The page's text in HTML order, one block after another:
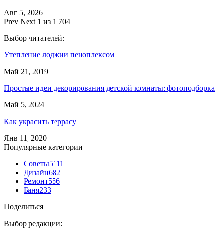
Авг 5, 2026
Prev Next 1 из 1 704
Выбор читателей:
Утепление лоджии пеноплексом
Май 21, 2019
Простые идеи декорирования детской комнаты: фотоподборка
Май 5, 2024
Как украсить террасу
Янв 11, 2020
Популярные категории
Советы5111
Дизайн682
Ремонт556
Баня233
Поделиться
Выбор редакции: